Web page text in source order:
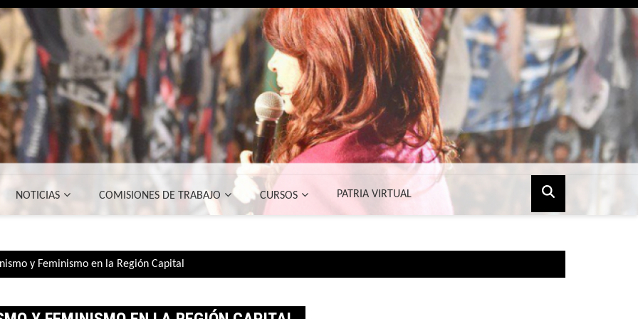
NOTICIAS COMISIONES DE TRABAJO CURSOS PATRIA VIRTUAL
y Feminismo en la Región Capital